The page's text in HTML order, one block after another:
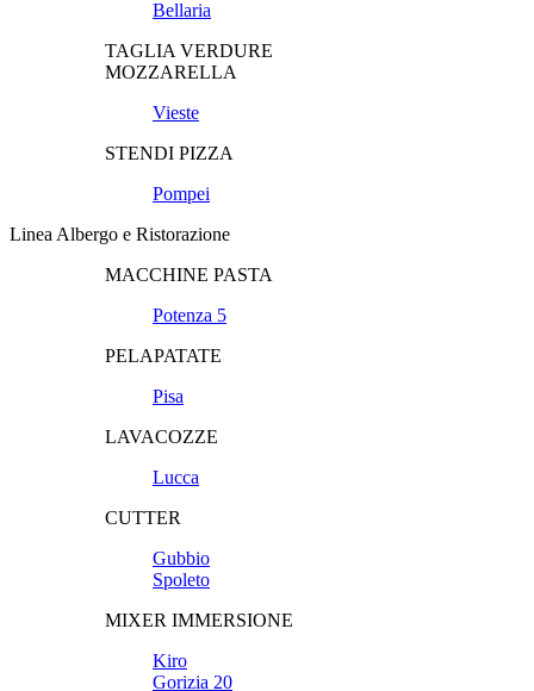
Bellaria
TAGLIA VERDURE
MOZZARELLA
Vieste
STENDI PIZZA
Pompei
Linea Albergo e Ristorazione
MACCHINE PASTA
Potenza 5
PELAPATATE
Pisa
LAVACOZZE
Lucca
CUTTER
Gubbio
Spoleto
MIXER IMMERSIONE
Kiro
Gorizia 20